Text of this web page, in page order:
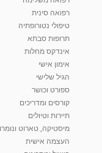
רפואה סינית
טיפולי נטורופתיה
תרופות סבתא
אינדקס מחלות
אימון אישי
הגיל שלישי
ספורט וכושר
קורסים ומדריכים
תיירות וטיולים
מיסטיקה, טארוט
העצמה אישית